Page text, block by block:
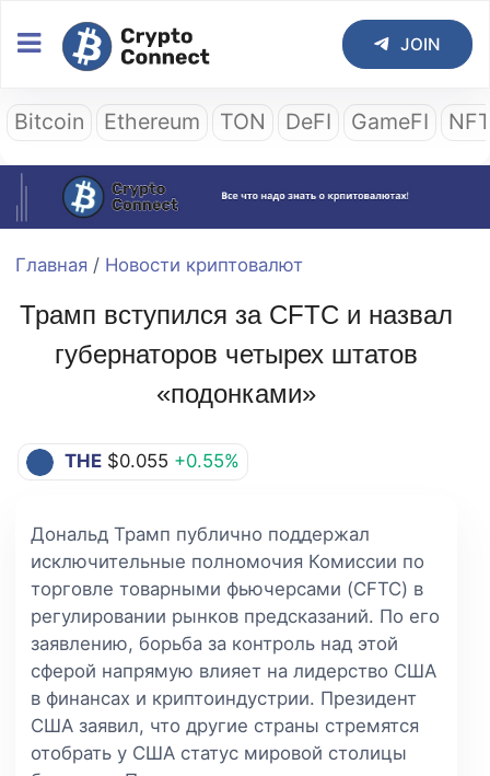
JOIN
Bitcoin Ethereum TON DeFI GameFI
Главная / Новости криптовалют
Трамп вступился за CFTC и назвал
губернаторов четырех штатов
«подонками»
THE $0.055 +0.55%
Дональд Трамп публично поддержал
исключительные полномочия Комиссии по
торговле товарными фьючерсами (CFTC) в
регулировании рынков предсказаний. По его
заявлению, борьба за контроль над этой
сферой напрямую влияет на лидерство США
в финансах и криптоиндустрии. Президент
США заявил, что другие страны стремятся
отобрать у США статус мировой столицы